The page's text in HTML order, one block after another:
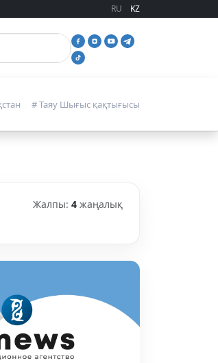
RU KZ
# Таяу Шығыс қақтығысы
Жалпы: 4 жаңалық